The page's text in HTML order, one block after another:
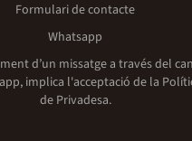
Formulari de contacte
Whatsapp
d’un missatge a través del
implica l'acceptació de la
de Privadesa.